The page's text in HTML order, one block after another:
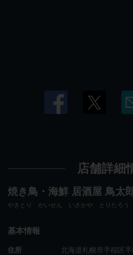
店舗詳細
焼き鳥・海鮮 居酒屋 鳥太
やきとり かいせん いざかや とりたろう
基本情報
住所 北海道札幌市手稲区